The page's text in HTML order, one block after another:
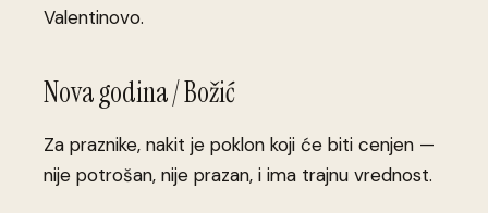
Valentinovo.
Nova godina / Božić
Za praznike, nakit je poklon koji će biti cenjen —
nije potrošan, nije prazan, i ima trajnu vrednost.